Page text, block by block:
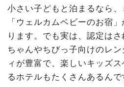
富良野市｜ホテルナトゥール
芦別市｜芦別温泉スターラ
登別市（登別温泉）｜第一滝
登別市（登別温泉）｜登別万
伊達市（北湯沢温泉）｜きた
洞爺湖町（洞爺湖温泉）｜洞
小さい子どもと泊まるなら
「ウェルカムベビーのお宿
ります。でも実は、認定は
ちゃんやちびっ子向けのレ
ィが豊富で、楽しいキッズ
るホテルもたくさんあるんで